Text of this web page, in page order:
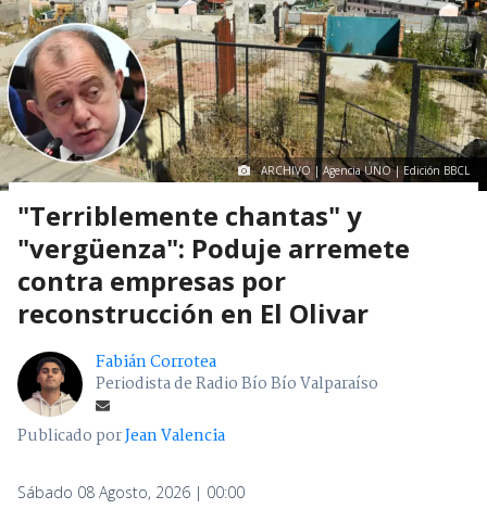
ARCHIVO | Agencia UNO | Edición BBCL
"Terriblemente chantas" y
"vergüenza": Poduje arremete
contra empresas por
reconstrucción en El Olivar
Fabián Corrotea
Periodista de Radio Bío Bío Valparaíso
Publicado porJean Valencia
Sábado 08 Agosto, 2026 | 00:00